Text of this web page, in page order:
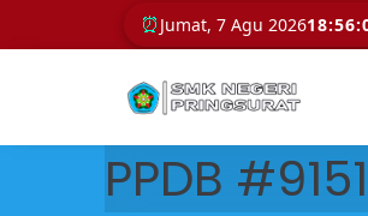
⏰ Jumat, 7 Agu 2026
PPDB #9151